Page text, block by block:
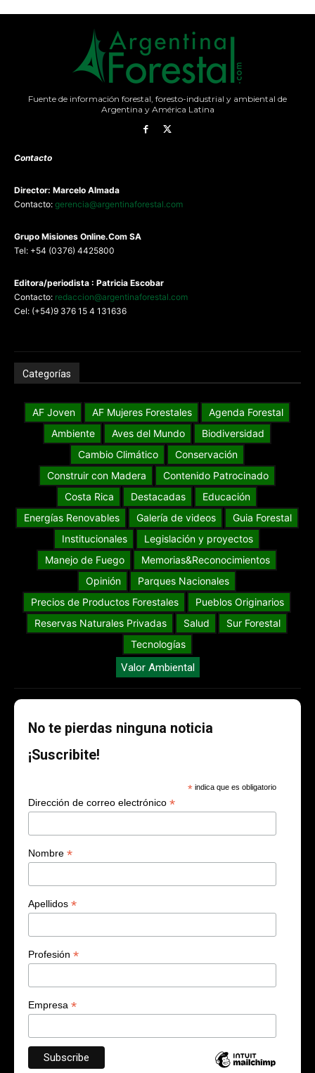
Fuente de información forestal, foresto-industrial y ambiental de
Argentina y América Latina
Contacto
Director: Marcelo Almada
Contacto: gerencia@argentinaforestal.com
Grupo Misiones Online.Com SA
Tel: +54 (0376) 4425800
Editora/periodista : Patricia Escobar
Contacto: redaccion@argentinaforestal.com
Cel: (+54)9 376 15 4 131636
Categorías
AF Joven AF Mujeres Forestales
Agenda Forestal
Ambiente
Aves del Mundo
Biodiversidad
Cambio Climático
Conservación
Construir con Madera
Contenido Patrocinado
Costa Rica
Destacadas
Educación
Energías Renovables
Galería de videos
Guia Forestal
Institucionales
Legislación y proyectos
Manejo de Fuego
Memorias&Reconocimientos
Opinión
Parques Nacionales
Precios de Productos Forestales
Pueblos Originarios
Reservas Naturales Privadas
Salud
Sur Forestal
Tecnologías
Valor Ambiental
No te pierdas ninguna noticia
¡Suscribite!
* indica que es obligatorio
Dirección de correo electrónico *
Nombre *
Apellidos *
Profesión *
Empresa *